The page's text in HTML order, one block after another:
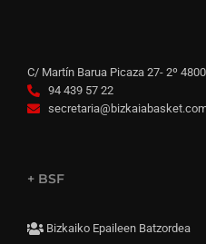
C/ Martín Barua Picaza 27- 2º
94 439 57 22
+ BSF
Bizkaiko Epaileen Batzordea